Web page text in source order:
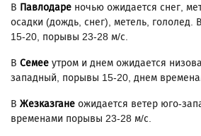
В Павлодаре ночью ожидается снег,
осадки (дождь, снег), метель, гололед.
15-20, порывы 23-28 м/с.
В Семее утром и днем ожидается
западный, порывы 15-20, днем
В Жезказгане ожидается ветер юго-
временами порывы 23-28 м/с.